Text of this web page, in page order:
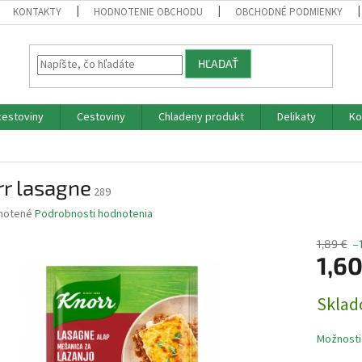
KONTAKTY HODNOTENIE OBCHODU OBCHODNÉ PODMIENKY
HĽADAŤ
Cestoviny Chladeny produkt Delikaty
lasagne 289
Podrobnosti hodnotenia
1,89 €
cena: